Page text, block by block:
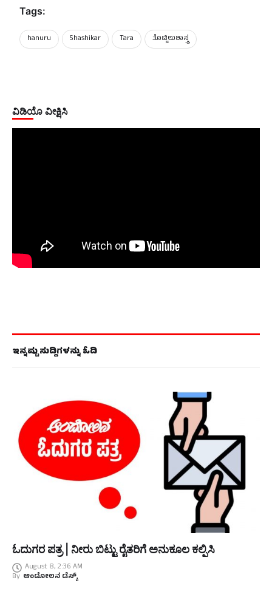
Tags:
hanuru Shashikar Tara ತೊಟ್ಟಿಲುಶಾಸ್ತ್ರ
ವಿಡಿಯೊ ವೀಕ್ಷಿಸಿ
ಇನ್ನಷ್ಟು ಸುದ್ದಿಗಳನ್ನು ಓದಿ
ಓದುಗರ ಪತ್ರ | ನೀರು ಬಿಟ್ಟು ರೈತರಿಗೆ ಅನುಕೂಲ ಕಲ್ಪಿಸಿ
August 8, 2:36 AM
By ಆಂದೋಲನ ಡೆಸ್ಕ್